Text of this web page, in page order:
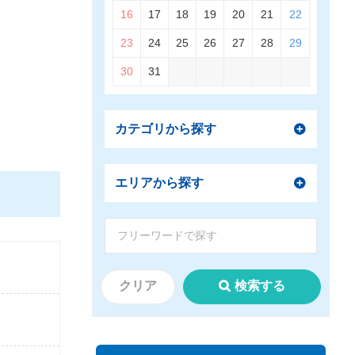
16 17 18 19 20 21 22
23 24 25 26 27 28 29
30 31
カテゴリから探す
エリアから探す
クリア 検索する